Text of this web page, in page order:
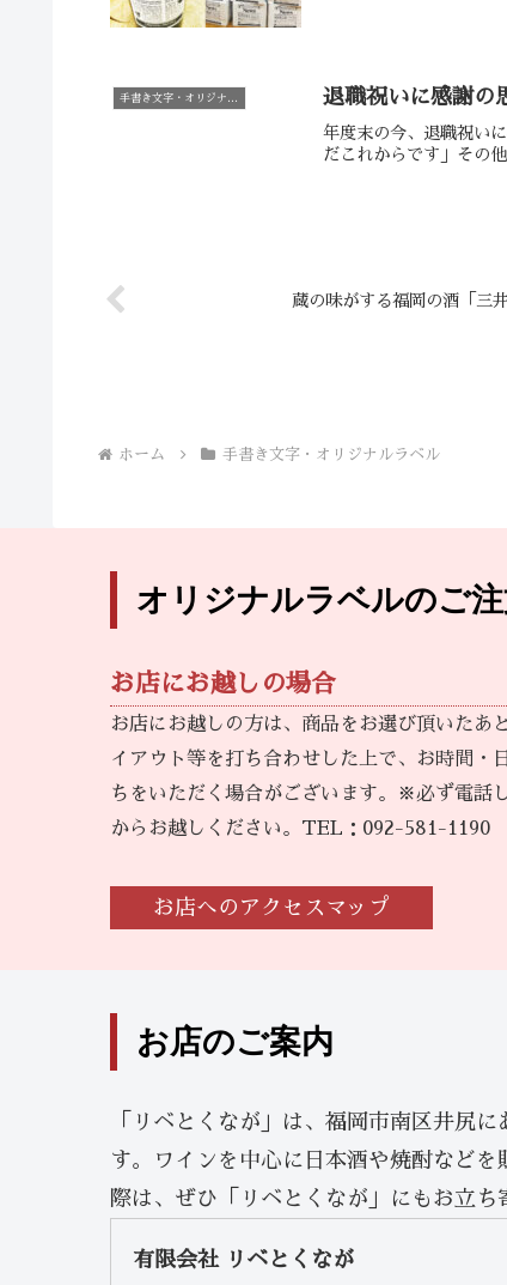
退職祝いに感謝の
年度末の今、退職祝い
だこれからです」その
蔵の味がする福岡の酒「三井
ホーム 手書き文字・オリジナルラベル
オリジナルラベルのご
お店にお越しの場合
お店にお越しの方は、商品をお選び頂いたあ
イアウト等を打ち合わせした上で、お時間・
ちをいただく場合がございます。※必ず電話
からお越しください。TEL：092-581-1190
お店へのアクセスマップ
お店のご案内
「リベとくなが」は、福岡市南区井尻
す。ワインを中心に日本酒や焼酎など
際は、ぜひ「リベとくなが」にもお立ち
有限会社 リベとくなが